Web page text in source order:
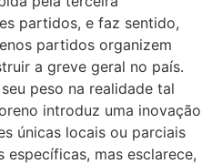
partidos, e faz sentido,
partidos organizem
a greve geral no país.
peso na realidade tal
introduz uma inovação
únicas locais ou parciais
específicas, mas esclarece,